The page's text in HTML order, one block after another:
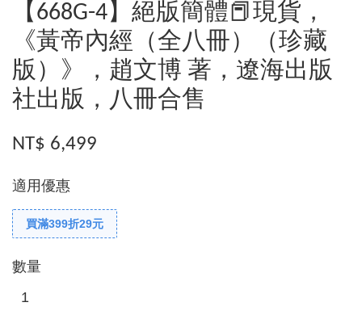
【668G-4】絕版簡體📕現貨，
《黃帝內經（全八冊）（珍藏
版）》，趙文博 著，遼海出版
社出版，八冊合售
NT$ 6,499
適用優惠
買滿399折29元
數量